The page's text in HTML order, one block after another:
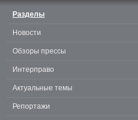
Разделы
Новости
Обзоры прессы
Интерправо
Актуальные темы
Репортажи